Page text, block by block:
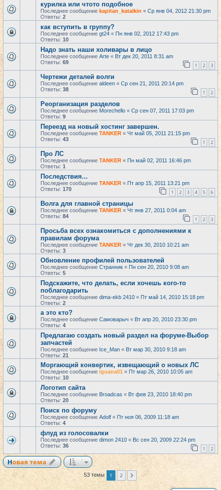
курилка или чтото подобное
Последнее сообщение kapitan_katalkin « Ср янв 04, 2012 21:30 pm
Ответы: 2
как вступить в группу?
Последнее сообщение gt24 « Пн янв 02, 2012 17:43 pm
Ответы: 10
Надо знать наши холивары в лицо
Последнее сообщение Arte « Вт дек 20, 2011 8:31 am
Ответы: 69 1 2 3
Чертежи деталей волги
Последнее сообщение aldeen « Ср сен 21, 2011 20:14 pm
Ответы: 38 1 2
Реорганизация разделов
Последнее сообщение Morechello « Ср сен 07, 2011 17:03 pm
Ответы: 9
Переезд на новый хостинг завершен.
Последнее сообщение TANKER « Чт май 05, 2011 21:15 pm
Ответы: 43 1 2
Про ЛС
Последнее сообщение TANKER « Пн май 02, 2011 16:46 pm
Ответы: 1
Последствия...
Последнее сообщение TANKER « Пт апр 15, 2011 13:21 pm
Ответы: 170 1 2 3 4 5 6
Волга для главной страницы
Последнее сообщение TANKER « Чт янв 27, 2011 0:04 am
Ответы: 84 1 2 3
Просьба всех ознакомиться с дополнениями к
правилам форума
Последнее сообщение TANKER « Чт дек 30, 2010 10:21 am
Ответы: 3
Обновление профилей пользователей
Последнее сообщение Странник « Пн сен 20, 2010 9:08 am
Ответы: 5
Подскажите, что делать, если хочешь кого-то
поблагодарить
Последнее сообщение dima-ekb 2410 « Пт май 14, 2010 15:18 pm
Ответы: 2
а это кто?
Последнее сообщение Самоварыч « Вт апр 20, 2010 23:30 pm
Ответы: 4
Предлагаю создать новый раздел на форуме-Выбор
запчастей
Последнее сообщение Ice_Man « Вт мар 30, 2010 9:18 am
Ответы: 21
Моргающий конвертик, извещающий о новых ЛС
Последнее сообщение iguana01 « Пт мар 26, 2010 10:05 am
Ответы: 10
Логотип сайта
Последнее сообщение Broadcas « Вт фев 23, 2010 18:40 pm
Ответы: 20
Поиск по форуму
Последнее сообщение Adolf « Пт ноя 06, 2009 11:18 am
Ответы: 4
флуд из голосовалки
Последнее сообщение dimon 2410 « Вс сен 20, 2009 22:24 pm
Ответы: 36 1 2
Новая тема
53 темы 1 2 След.